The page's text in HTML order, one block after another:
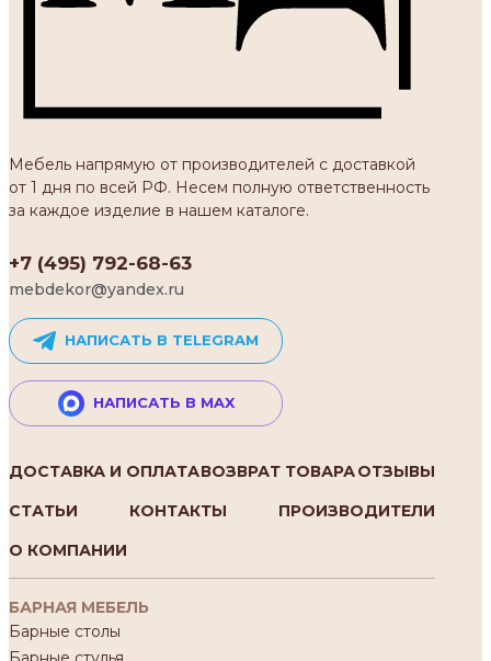
Мебель напрямую от производителей с доставкой
от 1 дня по всей РФ. Несем полную ответственность
за каждое изделие в нашем каталоге.
+7 (495) 792-68-63
mebdekor@yandex.ru
НАПИСАТЬ В TELEGRAM
НАПИСАТЬ В MAX
ДОСТАВКА И ОПЛАТАВОЗВРАТ ТОВАРАОТЗЫВЫ
СТАТЬИ
КОНТАКТЫ
ПРОИЗВОДИТЕЛИ
О КОМПАНИИ
БАРНАЯ МЕБЕЛЬ
Барные столы